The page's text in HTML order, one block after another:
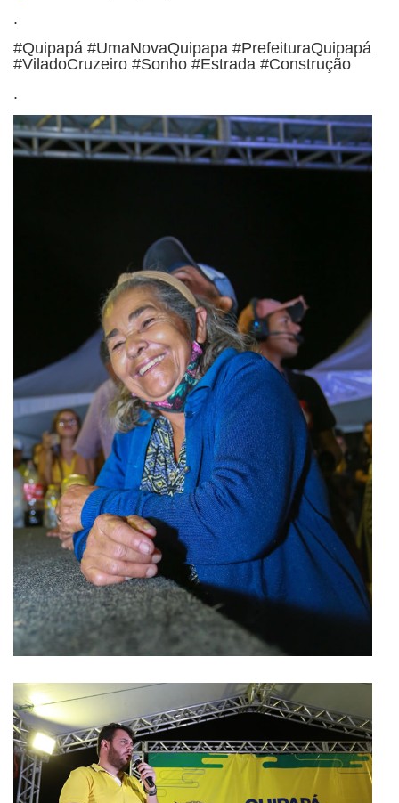
.
#Quipapá #UmaNovaQuipapa #PrefeituraQuipapá
#ViladoCruzeiro #Sonho #Estrada #Construção
.